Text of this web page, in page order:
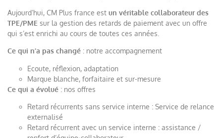
Aujourd’hui, CM Plus france est un véritable collaborateur des
TPE/PME sur la gestion des retards de paiement avec un offre
qui s’est enrichi au cours de toutes ces années.
Ce qui n’a pas changé : notre accompagnement
Ecoute, réflexion, adaptation
Marque blanche, forfaitaire et sur-mesure
Ce qui a évolué : nos offres
Retard récurrents sans service interne : Service de relance
externalisé
Retard récurrent avec un service interne : assistance /